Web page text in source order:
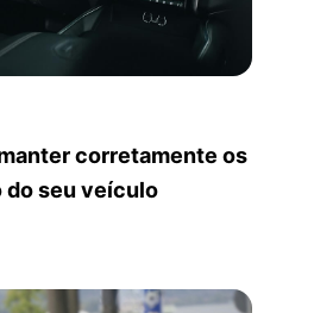
corretamente os
do seu veículo